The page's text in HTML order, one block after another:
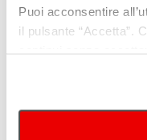
Puoi acconsentire
il pulsante “Accetta”.